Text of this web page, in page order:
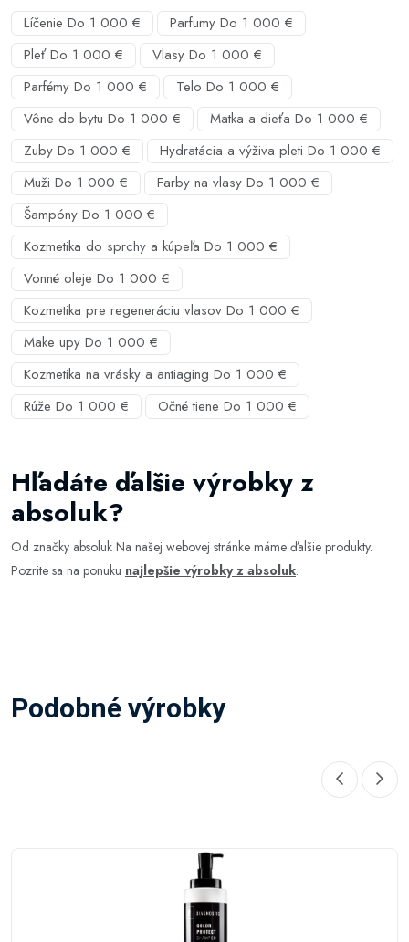
Líčenie Do 1 000 €
Parfumy Do 1 000 €
Pleť Do 1 000 €
Vlasy Do 1 000 €
Parfémy Do 1 000 €
Telo Do 1 000 €
Vône do bytu Do 1 000 €
Matka a dieťa Do 1 000 €
Zuby Do 1 000 €
Hydratácia a výživa pleti Do 1 000 €
Muži Do 1 000 €
Farby na vlasy Do 1 000 €
Šampóny Do 1 000 €
Kozmetika do sprchy a kúpeľa Do 1 000 €
Vonné oleje Do 1 000 €
Kozmetika pre regeneráciu vlasov Do 1 000 €
Make upy Do 1 000 €
Kozmetika na vrásky a antiaging Do 1 000 €
Rúže Do 1 000 €
Očné tiene Do 1 000 €
Hľadáte ďalšie výrobky z
absoluk?
Od značky absoluk Na našej webovej stránke máme ďalšie produkty.
Pozrite sa na ponuku najlepšie výrobky z absoluk.
Podobné výrobky